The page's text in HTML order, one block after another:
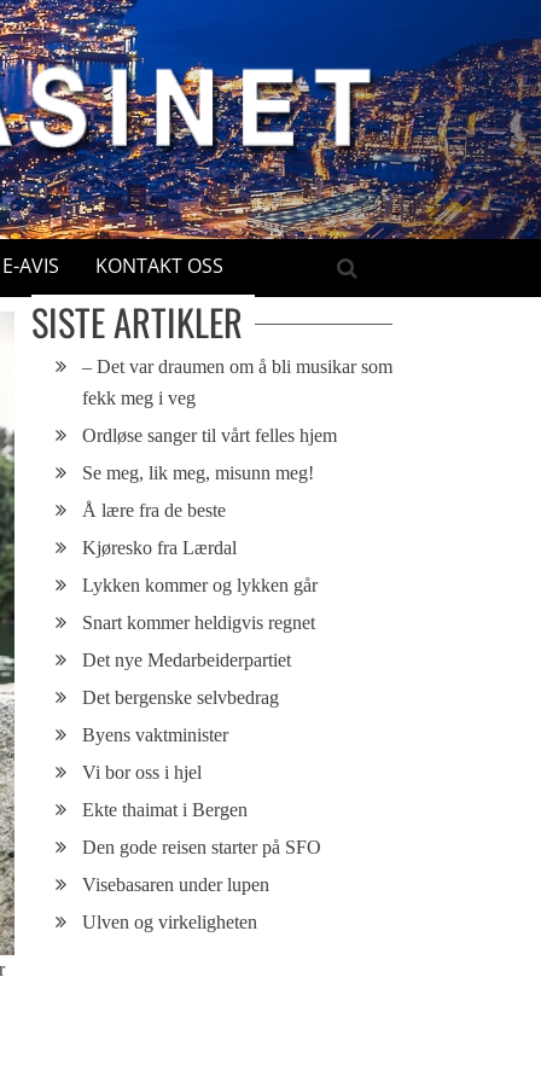
E-AVIS KONTAKT OSS
SISTE ARTIKLER
– Det var draumen om å bli musikar som
fekk meg i veg
Ordløse sanger til vårt felles hjem
Se meg, lik meg, misunn meg!
Å lære fra de beste
Kjøresko fra Lærdal
Lykken kommer og lykken går
Snart kommer heldigvis regnet
Det nye Medarbeiderpartiet
Det bergenske selvbedrag
Byens vaktminister
Vi bor oss i hjel
Ekte thaimat i Bergen
Den gode reisen starter på SFO
Visebasaren under lupen
Ulven og virkeligheten